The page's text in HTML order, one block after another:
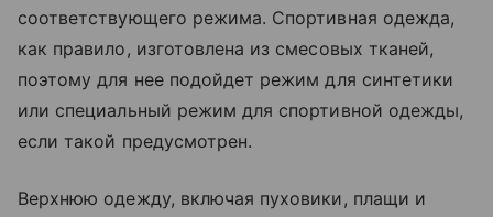
соответствующего режима. Спортивная одежда,
как правило, изготовлена из смесовых тканей,
поэтому для нее подойдет режим для синтетики
или специальный режим для спортивной одежды,
если такой предусмотрен.
Верхнюю одежду, включая пуховики, плащи и